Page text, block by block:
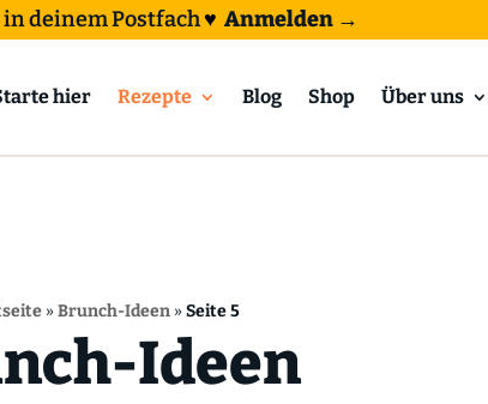
in deinem Postfach♥ Anmelden →
hier Rezepte Blog Shop Über uns
»Brunch-Ideen»Seite 5
Ideen